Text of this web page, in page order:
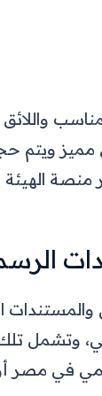
واللائق
مميز ويتم
منصة
والمستندات
وتشمل
في مصر